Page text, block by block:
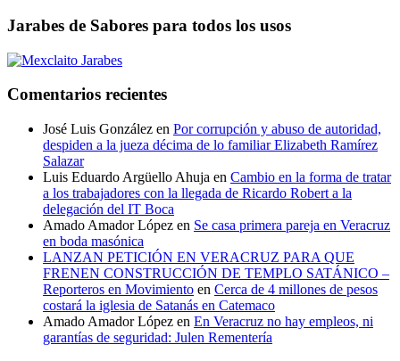
Jarabes de Sabores para todos los usos
Comentarios recientes
José Luis González en Por corrupción y abuso de autoridad,
despiden a la jueza décima de lo familiar Elizabeth Ramírez
Salazar
Luis Eduardo Argüello Ahuja en Cambio en la forma de tratar
a los trabajadores con la llegada de Ricardo Robert a la
delegación del IT Boca
Amado Amador López en Se casa primera pareja en Veracruz
en boda masónica
LANZAN PETICIÓN EN VERACRUZ PARA QUE
FRENEN CONSTRUCCIÓN DE TEMPLO SATÁNICO –
Reporteros en Movimiento en Cerca de 4 millones de pesos
costará la iglesia de Satanás en Catemaco
Amado Amador López en En Veracruz no hay empleos, ni
garantías de seguridad: Julen Rementería